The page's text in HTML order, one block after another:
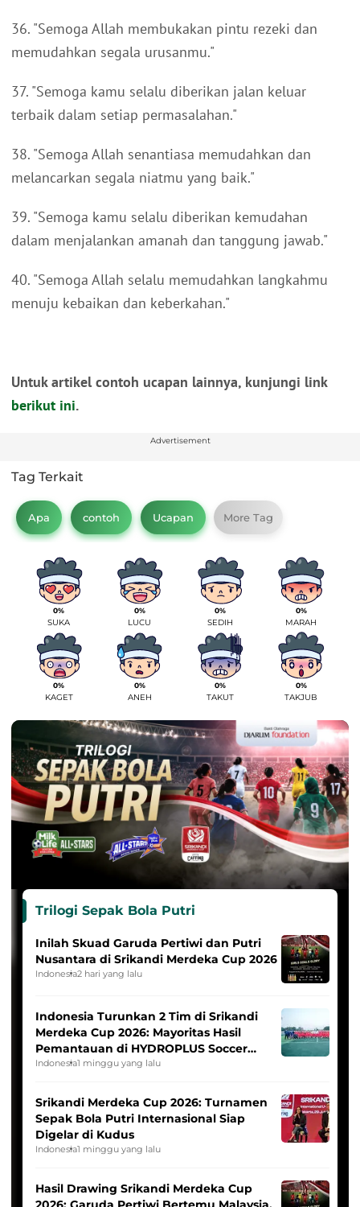
36. "Semoga Allah membukakan pintu rezeki dan
memudahkan segala urusanmu."
37. "Semoga kamu selalu diberikan jalan keluar
terbaik dalam setiap permasalahan."
38. "Semoga Allah senantiasa memudahkan dan
melancarkan segala niatmu yang baik."
39. "Semoga kamu selalu diberikan kemudahan
dalam menjalankan amanah dan tanggung jawab."
40. "Semoga Allah selalu memudahkan langkahmu
menuju kebaikan dan keberkahan."
Untuk artikel contoh ucapan lainnya, kunjungi link
berikut ini.
Advertisement
Tag Terkait
Apa contoh Ucapan More Tag
0%
SUKA
0%
LUCU
0%
SEDIH
0%
MARAH
0%
KAGET
0%
ANEH
0%
TAKUT
0%
TAKJUB
Trilogi Sepak Bola Putri
Inilah Skuad Garuda Pertiwi dan Putri
Nusantara di Srikandi Merdeka Cup 2026
Indonesia2 hari yang lalu
Indonesia Turunkan 2 Tim di Srikandi
Merdeka Cup 2026: Mayoritas Hasil
Pemantauan di HYDROPLUS Soccer
League
Indonesia1 minggu yang lalu
Srikandi Merdeka Cup 2026: Turnamen
Sepak Bola Putri Internasional Siap
Digelar di Kudus
Indonesia1 minggu yang lalu
Hasil Drawing Srikandi Merdeka Cup